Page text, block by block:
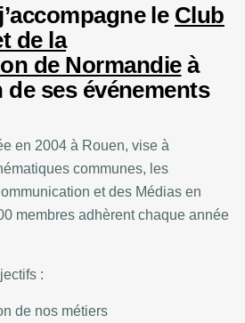
le Club
de la
de Normandieà
de ses événements
en 2004 à Rouen, vise à
communes, les
et des Médias en
membres adhèrent chaque année
:
de nos métiers